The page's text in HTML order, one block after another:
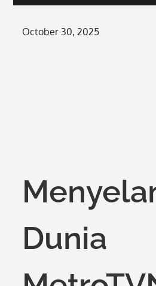
Posted
October 30, 2025
Dunia